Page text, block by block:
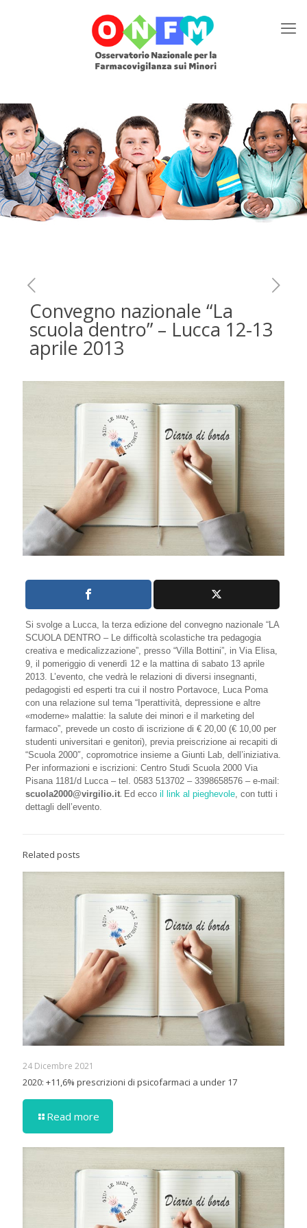
Convegno nazionale “La
scuola dentro” – Lucca 12-13
aprile 2013
Si svolge a Lucca, la terza edizione del convegno nazionale “LA
SCUOLA DENTRO – Le difficoltà scolastiche tra pedagogia
creativa e medicalizzazione”, presso “Villa Bottini”, in Via Elisa,
9, il pomeriggio di venerdì 12 e la mattina di sabato 13 aprile
2013. L’evento, che vedrà le relazioni di diversi insegnanti,
pedagogisti ed esperti tra cui il nostro Portavoce, Luca Poma
con una relazione sul tema “Iperattività, depressione e altre
«moderne» malattie: la salute dei minori e il marketing del
farmaco”, prevede un costo di iscrizione di € 20,00 (€ 10,00 per
studenti universitari e genitori), previa preiscrizione ai recapiti di
“Scuola 2000″, copromotrice insieme a Giunti Lab, dell’iniziativa.
Per informazioni e iscrizioni: Centro Studi Scuola 2000 Via
Pisana 1181/d Lucca – tel. 0583 513702 – 3398658576 – e-mail:
scuola2000@virgilio.it. Ed ecco il link al pieghevole, con tutti i
dettagli dell’evento.
Related posts
24 Dicembre 2021
2020: +11,6% prescrizioni di psicofarmaci a under 17
Read more